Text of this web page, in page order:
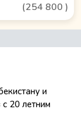
(254 800 )
и
20 летним